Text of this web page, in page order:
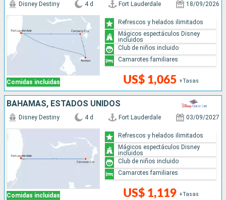
Comidas incluidas
Disney Destiny 4 d Fort Lauderdale 18/09/2026
US$ 1,065 +Tasas
Refrescos y helados ilimitados
Mágicos espectáculos Disney
incluidos
Club de niños incluido
Camarotes familiares
BAHAMAS, ESTADOS UNIDOS
Comidas incluidas
Disney Destiny 4 d Fort Lauderdale 03/09/2027
US$ 1,119 +Tasas
Refrescos y helados ilimitados
Mágicos espectáculos Disney
incluidos
Club de niños incluido
Camarotes familiares